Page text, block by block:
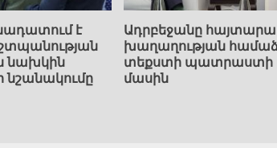
է
նախկին
նշանակումը
Ադրբեջանը
խաղաղության
տեքստի պատրաստի
մասին